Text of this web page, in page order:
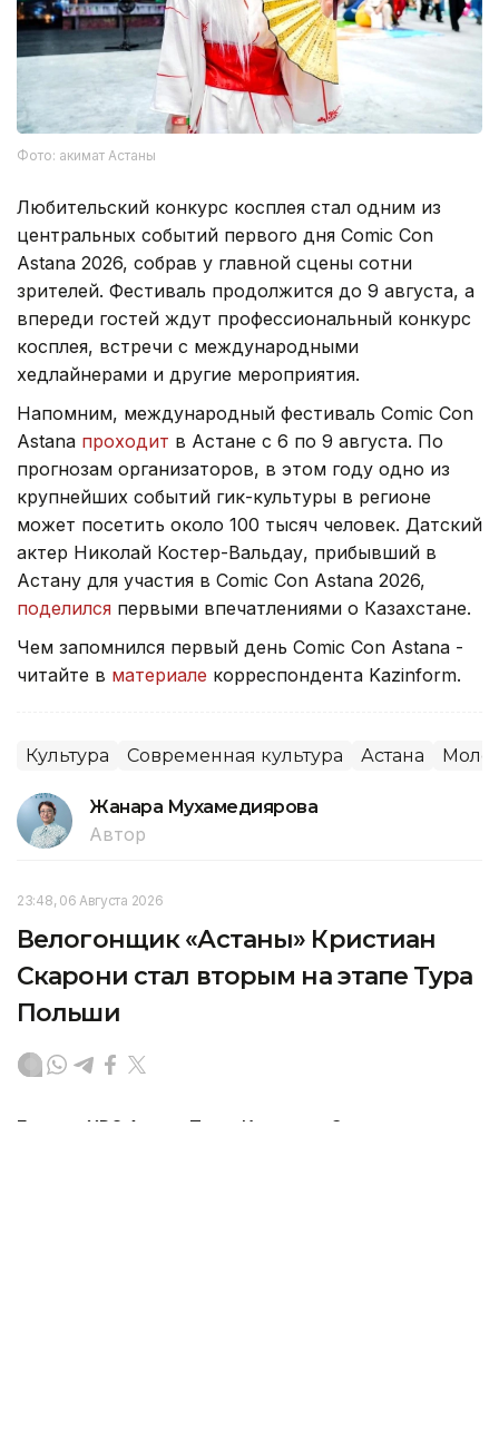
Фото: акимат Астаны
Любительский конкурс косплея стал одним из
центральных событий первого дня Comic Con
Astana 2026, собрав у главной сцены сотни
зрителей. Фестиваль продолжится до 9 августа, а
впереди гостей ждут профессиональный конкурс
косплея, встречи с международными
хедлайнерами и другие мероприятия.
Напомним, международный фестиваль Comic Con
Astana проходит в Астане с 6 по 9 августа. По
прогнозам организаторов, в этом году одно из
крупнейших событий гик-культуры в регионе
может посетить около 100 тысяч человек. Датский
актер Николай Костер-Вальдау, прибывший в
Астану для участия в Comic Con Astana 2026,
поделился первыми впечатлениями о Казахстане.
Чем запомнился первый день Comic Con Astana -
читайте в материале корреспондента Kazinform.
Культура Современная культура Астана
Жанара Мухамедиярова
Автор
23:48, 06 Августа 2026
Велогонщик «Астаны» Кристиан
Скарони стал вторым на этапе Тура
Польши
Гонщик XDS Astana Team Кристиан Скарони занял